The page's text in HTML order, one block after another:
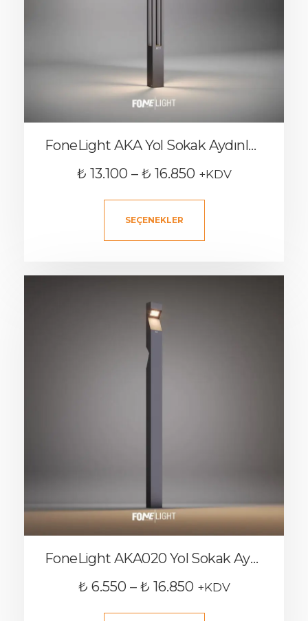
FoneLight AKA Yol Sokak Aydınlatma Direği
₺ 13.100 – ₺ 16.850 +KDV
SEÇENEKLER
FoneLight AKA020 Yol Sokak Aydınlatma Direği
₺ 6.550 – ₺ 16.850 +KDV